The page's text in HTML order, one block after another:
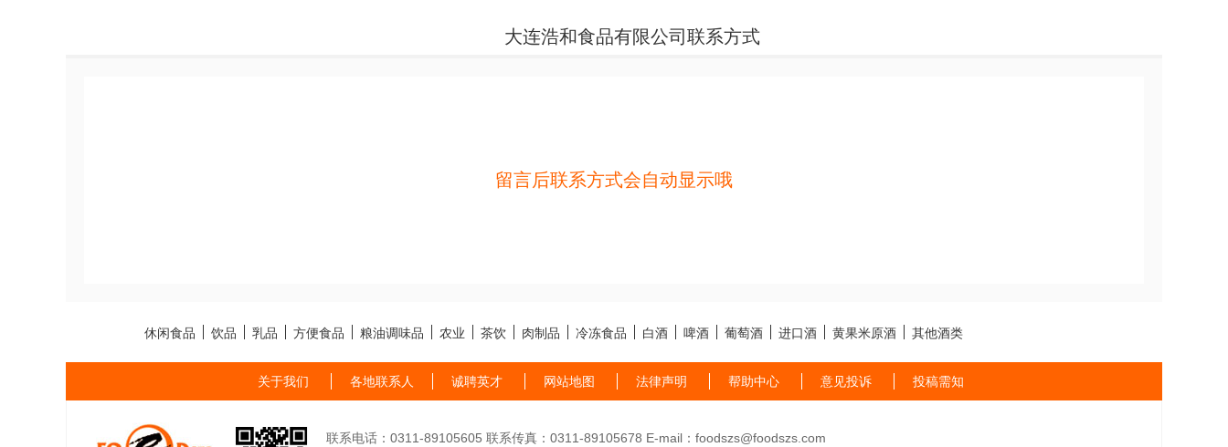
大连浩和食品有限公司联系方式
留言后联系方式会自动显示哦
休闲食品 饮品 乳品 方便食品 粮油调味品 农业 茶饮 肉制品 冷冻食品 白酒 啤酒 葡萄酒 进口酒 黄果米原酒 其他酒类
关于我们 各地联系人 诚聘英才 网站地图 法律声明 帮助中心 意见投诉 投稿需知
联系电话：0311-89105605 联系传真：0311-89105678 E-mail：foodszs@foodszs.com